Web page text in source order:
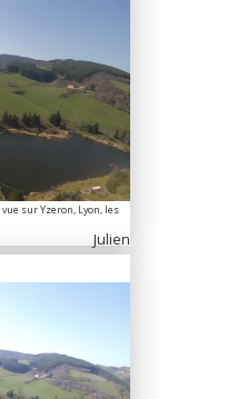
sur Yzeron, Lyon, les
Julien